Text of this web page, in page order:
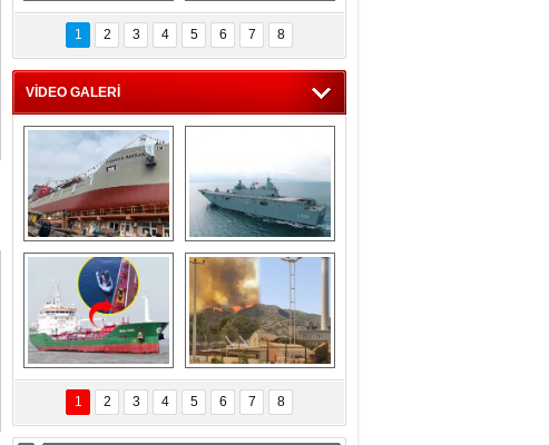
MSC'den 55 milyon
euroluk turizm geliri
müjdesi
5. Bosphorus Ship
Brokers Dinner,
İstanbul’da yapıldı
1 2 3 4 5 6 7 8
VİDEO GALERİ
Çeksan Tersanesi,
Başaran Bayrak
tankerini suya
indirdi
TCG Anadolu,
tersane teknik
seyrini tamamladı
Göçmenlerin
imdadına Türk
sahipli MINA DENIZ
yetişti
Milas’taki yangın
yeniden termik
santrallere doğru
ilerliyor
1 2 3 4 5 6 7 8